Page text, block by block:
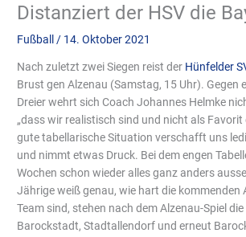
Distanziert der HSV die
Fußball / 14. Oktober 2021
Nach zuletzt zwei Siegen reist der Hünfelder
Brust gen Alzenau (Samstag, 15 Uhr). Gegen
Dreier wehrt sich Coach Johannes Helmke
„dass wir realistisch sind und nicht als
gute tabellarische Situation verschafft uns
und nimmt etwas Druck. Bei dem engen
Wochen schon wieder alles ganz anders
Jährige weiß genau, wie hart die kommenden
Team sind, stehen nach dem Alzenau-Spiel
Barockstadt, Stadtallendorf und erneut